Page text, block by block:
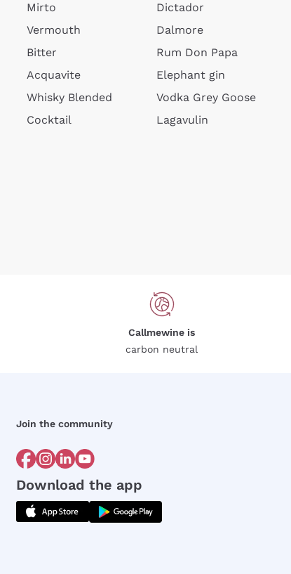
Mirto
Vermouth
Bitter
Acquavite
Whisky Blended
Cocktail
Dictador
Dalmore
Rum Don Papa
Elephant gin
Vodka Grey Goose
Lagavulin
Callmewine is
carbon neutral
Join the community
Download the app